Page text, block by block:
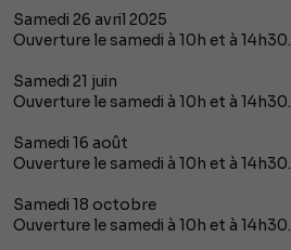
Samedi 26 avril 2025
Ouverture le samedi à 10h et à 14h30.
Samedi 21 juin
Ouverture le samedi à 10h et à 14h30.
Samedi 16 août
Ouverture le samedi à 10h et à 14h30.
Samedi 18 octobre
Ouverture le samedi à 10h et à 14h30.